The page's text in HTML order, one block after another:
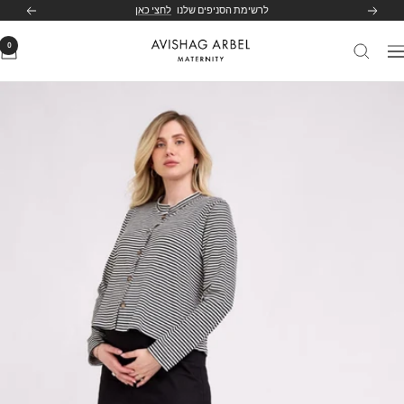
הקודם לרשימת הסניפים שלנו לחצי כאן הבא
ניווט
Avishag
0